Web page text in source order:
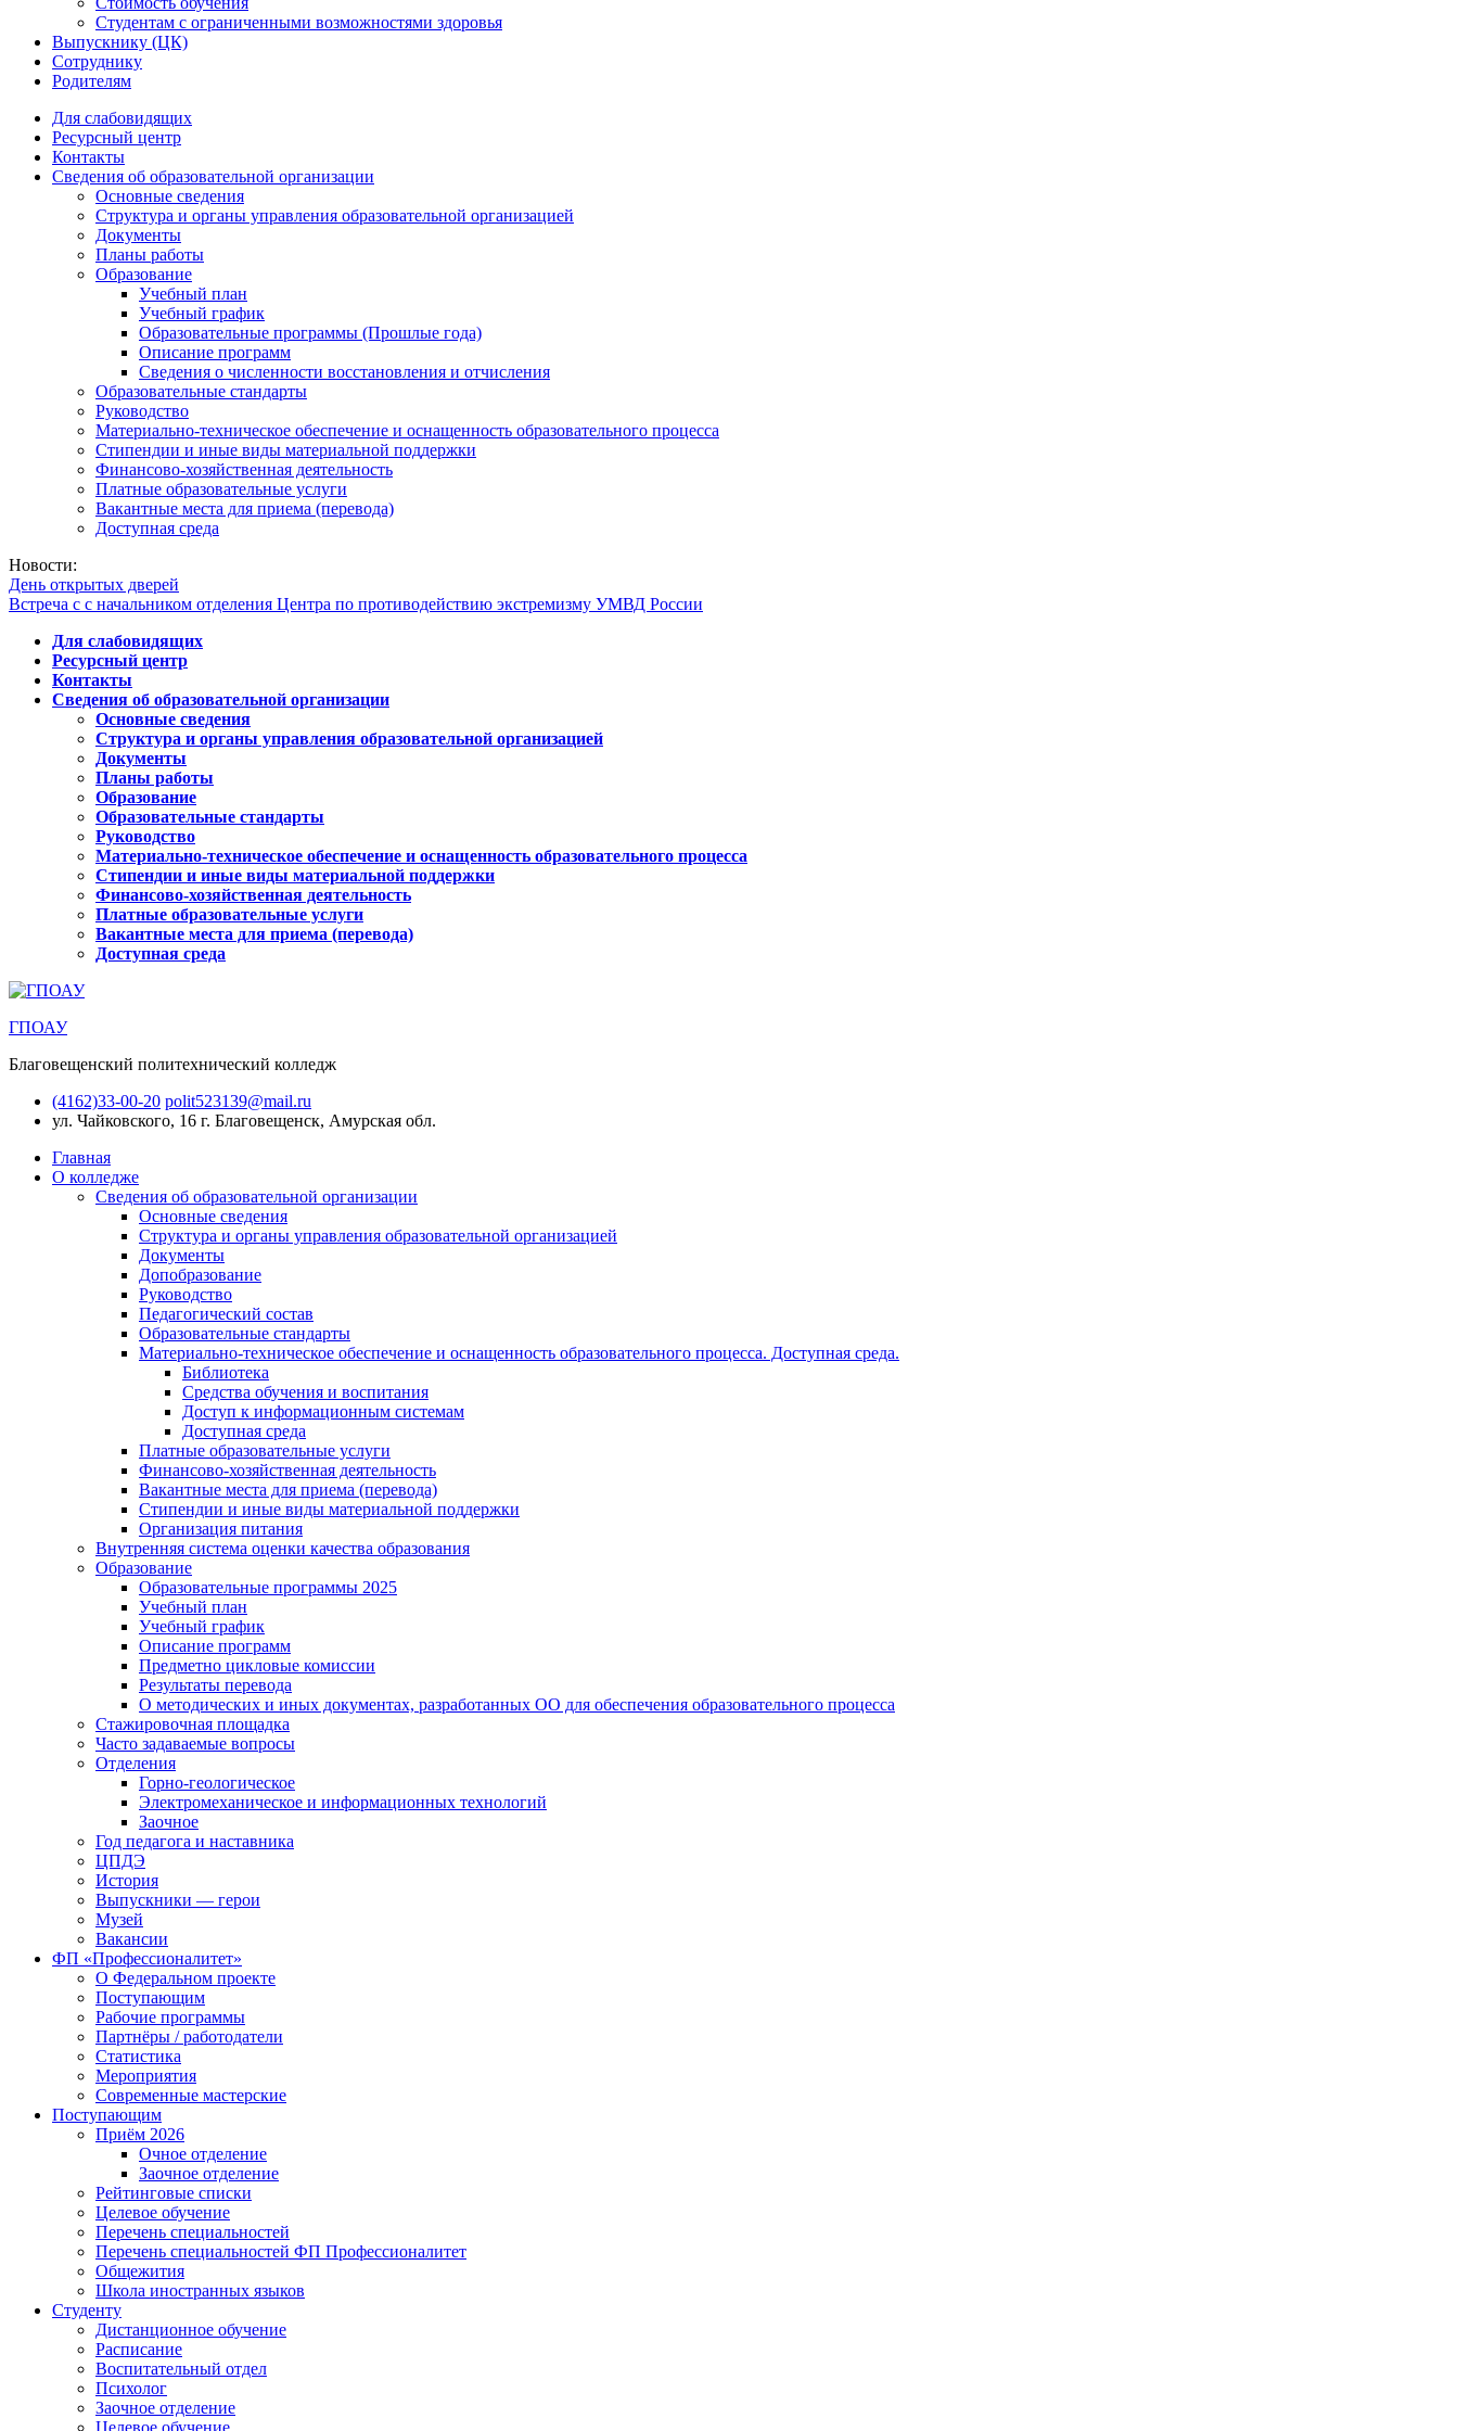
Студентам с ограниченными возможностями здоровья
Выпускнику (ЦК)
Сотруднику
Родителям
Для слабовидящих
Ресурсный центр
Контакты
Сведения об образовательной организации
Основные сведения
Структура и органы управления образовательной организацией
Документы
Планы работы
Образование
Учебный план
Учебный график
Образовательные программы (Прошлые года)
Описание программ
Сведения о численности восстановления и отчисления
Образовательные стандарты
Руководство
Материально-техническое обеспечение и оснащенность образовательного процесса
Стипендии и иные виды материальной поддержки
Финансово-хозяйственная деятельность
Платные образовательные услуги
Вакантные места для приема (перевода)
Доступная среда
Новости:
День открытых дверей
Встреча с с начальником отделения Центра по противодействию экстремизму УМВД России
Для слабовидящих
Ресурсный центр
Контакты
Сведения об образовательной организации
Основные сведения
Структура и органы управления образовательной организацией
Документы
Планы работы
Образование
Образовательные стандарты
Руководство
Материально-техническое обеспечение и оснащенность образовательного процесса
Стипендии и иные виды материальной поддержки
Финансово-хозяйственная деятельность
Платные образовательные услуги
Вакантные места для приема (перевода)
Доступная среда
ГПОАУ
Благовещенский политехнический колледж
(4162)33-00-20 polit523139@mail.ru
ул. Чайковского, 16 г. Благовещенск, Амурская обл.
Главная
О колледже
Сведения об образовательной организации
Основные сведения
Структура и органы управления образовательной организацией
Документы
Допобразование
Руководство
Педагогический состав
Образовательные стандарты
Материально-техническое обеспечение и оснащенность образовательного процесса. Доступная среда.
Библиотека
Средства обучения и воспитания
Доступ к информационным системам
Доступная среда
Платные образовательные услуги
Финансово-хозяйственная деятельность
Вакантные места для приема (перевода)
Стипендии и иные виды материальной поддержки
Организация питания
Внутренняя система оценки качества образования
Образование
Образовательные программы 2025
Учебный план
Учебный график
Описание программ
Предметно цикловые комиссии
Результаты перевода
О методических и иных документах, разработанных ОО для обеспечения образовательного процесса
Стажировочная площадка
Часто задаваемые вопросы
Отделения
Горно-геологическое
Электромеханическое и информационных технологий
Заочное
Год педагога и наставника
ЦПДЭ
История
Выпускники — герои
Музей
Вакансии
ФП «Профессионалитет»
О Федеральном проекте
Поступающим
Рабочие программы
Партнёры / работодатели
Статистика
Мероприятия
Современные мастерские
Поступающим
Приём 2026
Очное отделение
Заочное отделение
Рейтинговые списки
Целевое обучение
Перечень специальностей
Перечень специальностей ФП Профессионалитет
Общежития
Школа иностранных языков
Студенту
Дистанционное обучение
Расписание
Воспитательный отдел
Психолог
Заочное отделение
Целевое обучение